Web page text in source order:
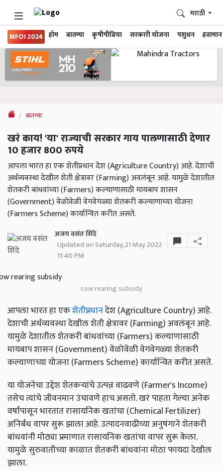
MFOI 2024 होम बातम्या कृषीपीडिया सरकारी योजना पशुधन हवामान
मराठी
बातम्या
खरं काय! 'या' राज्याची सरकार गाय पालणासाठी देणार
10 हजार 800 रुपये
आपला भारत हा एक शेतीप्रधान देश (Agriculture Country) आहे. देशाची
अर्थव्यवस्था देखील शेती क्षेत्रावर (Farming) अवलंबून आहे. यामुळे देशातील
शेतकरी बांधवांच्या (Farmers) कल्याणासाठी मायबाप शासन
(Government) वेळोवेळी वेगवेगळ्या शेतकरी कल्याणाच्या योजना
(Farmers Scheme) कार्यान्वित करीत असते.
अजय वसंत शिंदे
Updated on Saturday, 21 May 2022
11:40 PM
cow rearing subsidy
आपला भारत हा एकशेतीप्रधानदेश (Agriculture Country) आहे.
देशाची अर्थव्यवस्था देखील शेती क्षेत्रावर (Farming) अवलंबून आहे.
यामुळे देशातील शेतकरी बांधवांच्या (Farmers) कल्याणासाठी
मायबाप शासन (Government) वेळोवेळी वेगवेगळ्या शेतकरी
कल्याणाच्या योजना (Farmers Scheme) कार्यान्वित करीत असते.
या योजनेचा उद्देश शेतकऱ्यांचे उत्पन्न वाढवणे (Farmer's Income)
तसेच त्यांचे जीवनमान उंचावणे हाच असतो. खरं पाहता गेल्या अनेक
वर्षांपासून भारतात रासायनिक खतांचा (Chemical Fertilizer)
अनिर्बंध वापर सुरू झाला आहे. उत्पादनवाढीच्या अनुषंगाने शेतकरी
बांधवांनी मोठ्या प्रमाणात रासायनिक खतांचा वापर सुरू केला.
यामुळे सुरुवातीच्या काळात शेतकरी बांधवांना मोठा फायदा देखील
झाला.